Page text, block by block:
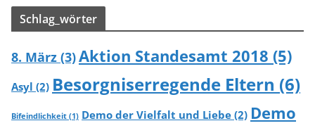
Schlag_wörter
8. März (3)Aktion Standesamt 2018 (5)
Asyl (2) Besorgniserregende Eltern (6)
Bifeindlichkeit (1) Demo der Vielfalt und Liebe (2) Demo